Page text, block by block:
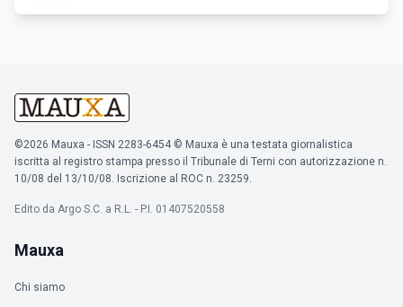
©2026 Mauxa - ISSN 2283-6454 © Mauxa è una testata giornalistica
iscritta al registro stampa presso il Tribunale di Terni con autorizzazione n.
10/08 del 13/10/08. Iscrizione al ROC n. 23259.
Edito da Argo S.C. a R.L. - P.I. 01407520558
Mauxa
Chi siamo